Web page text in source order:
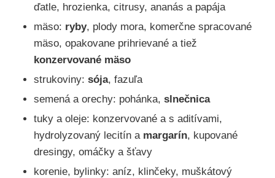
ďatle, hrozienka, citrusy, ananás a papája
mäso: ryby, plody mora, komerčne spracované
mäso, opakovane prihrievané a tiež
konzervované mäso
strukoviny: sója, fazuľa
semená a orechy: pohánka, slnečnica
tuky a oleje: konzervované a s aditívami,
hydrolyzovaný lecitín a margarín, kupované
dresingy, omáčky a šťavy
korenie, bylinky: aníz, klinčeky, muškátový